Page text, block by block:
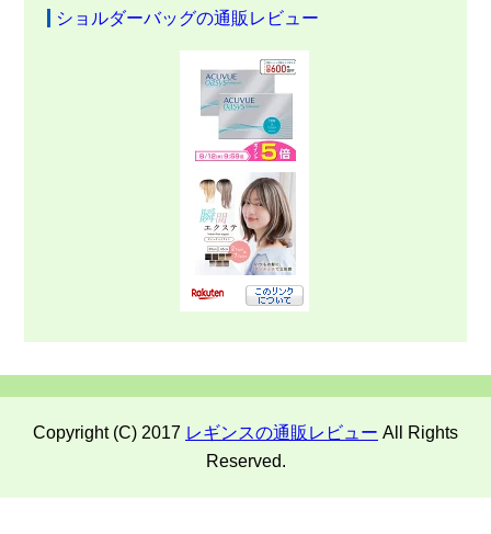
ショルダーバッグの通販レビュー
Copyright (C) 2017 レギンスの通販レビュー All Rights
Reserved.